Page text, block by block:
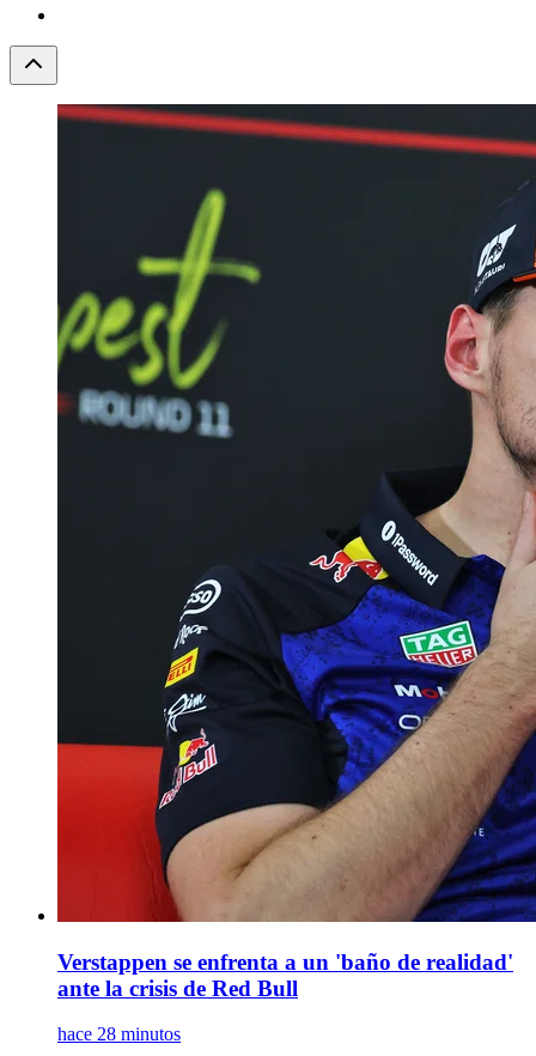
Verstappen se enfrenta a un 'baño de realidad'
ante la crisis de Red Bull
hace 28 minutos